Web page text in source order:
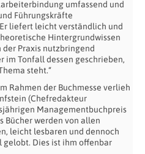
umfassend und
Führungskräfte
liefert leicht verständlich und
Hintergrundwissen
der Praxis nutzbringend
im Tonfall dessen geschrieben,
steht.“
Rahmen der Buchmesse verlieh
(Chefredakteur
Managementbuchpreis
Bücher werden von allen
leicht lesbaren und dennoch
Dies ist ihm offenbar